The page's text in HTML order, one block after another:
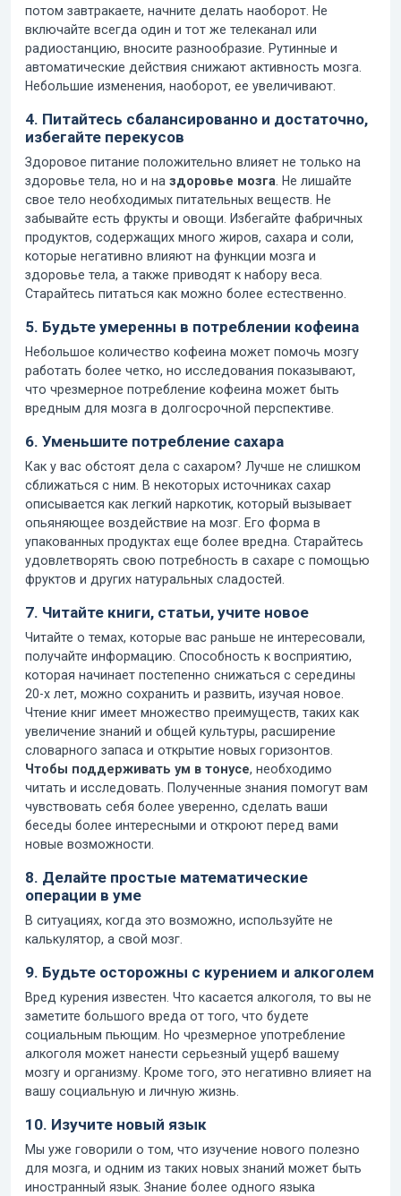
потом завтракаете, начните делать наоборот. Не
включайте всегда один и тот же телеканал или
радиостанцию, вносите разнообразие. Рутинные и
автоматические действия снижают активность мозга.
Небольшие изменения, наоборот, ее увеличивают.
4. Питайтесь сбалансированно и достаточно,
избегайте перекусов
Здоровое питание положительно влияет не только на
здоровье тела, но и на здоровье мозга . Не лишайте
свое тело необходимых питательных веществ. Не
забывайте есть фрукты и овощи. Избегайте фабричных
продуктов, содержащих много жиров, сахара и соли,
которые негативно влияют на функции мозга и
здоровье тела, а также приводят к набору веса.
Старайтесь питаться как можно более естественно.
5. Будьте умеренны в потреблении кофеина
Небольшое количество кофеина может помочь мозгу
работать более четко, но исследования показывают,
что чрезмерное потребление кофеина может быть
вредным для мозга в долгосрочной перспективе.
6. Уменьшите потребление сахара
Как у вас обстоят дела с сахаром? Лучше не слишком
сближаться с ним. В некоторых источниках сахар
описывается как легкий наркотик, который вызывает
опьяняющее воздействие на мозг. Его форма в
упакованных продуктах еще более вредна. Старайтесь
удовлетворять свою потребность в сахаре с помощью
фруктов и других натуральных сладостей.
7. Читайте книги, статьи, учите новое
Читайте о темах, которые вас раньше не интересовали,
получайте информацию. Способность к восприятию,
которая начинает постепенно снижаться с середины
20-х лет, можно сохранить и развить, изучая новое.
Чтение книг имеет множество преимуществ, таких как
увеличение знаний и общей культуры, расширение
словарного запаса и открытие новых горизонтов.
Чтобы поддерживать ум в тонусе, необходимо
читать и исследовать. Полученные знания помогут вам
чувствовать себя более уверенно, сделать ваши
беседы более интересными и откроют перед вами
новые возможности.
8. Делайте простые математические
операции в уме
В ситуациях, когда это возможно, используйте не
калькулятор, а свой мозг.
9. Будьте осторожны с курением и алкоголем
Вред курения известен. Что касается алкоголя, то вы не
заметите большого вреда от того, что будете
социальным пьющим. Но чрезмерное употребление
алкоголя может нанести серьезный ущерб вашему
мозгу и организму. Кроме того, это негативно влияет на
вашу социальную и личную жизнь.
10. Изучите новый язык
Мы уже говорили о том, что изучение нового полезно
для мозга, и одним из таких новых знаний может быть
иностранный язык. Знание более одного языка